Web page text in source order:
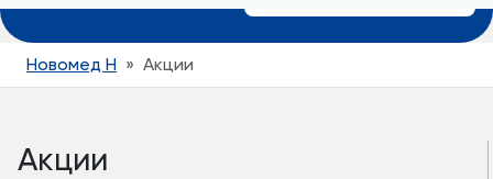
Новомед Н Акции
Акции